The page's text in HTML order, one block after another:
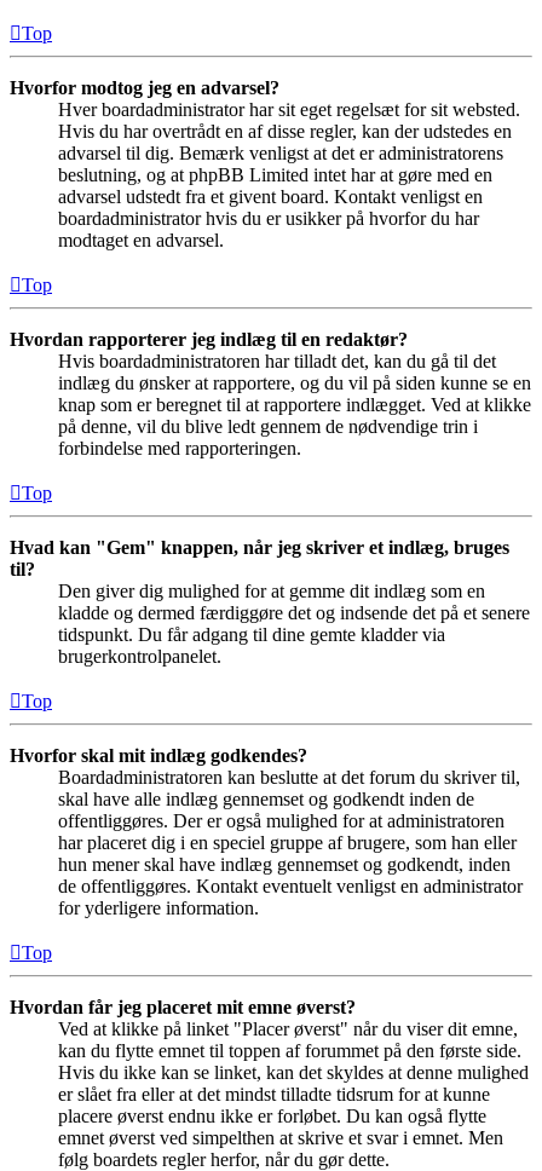
Top
Hvorfor modtog jeg en advarsel?
Hver boardadministrator har sit eget regelsæt for sit websted.
Hvis du har overtrådt en af disse regler, kan der udstedes en
advarsel til dig. Bemærk venligst at det er administratorens
beslutning, og at phpBB Limited intet har at gøre med en
advarsel udstedt fra et givent board. Kontakt venligst en
boardadministrator hvis du er usikker på hvorfor du har
modtaget en advarsel.
Top
Hvordan rapporterer jeg indlæg til en redaktør?
Hvis boardadministratoren har tilladt det, kan du gå til det
indlæg du ønsker at rapportere, og du vil på siden kunne se en
knap som er beregnet til at rapportere indlægget. Ved at klikke
på denne, vil du blive ledt gennem de nødvendige trin i
forbindelse med rapporteringen.
Top
Hvad kan "Gem" knappen, når jeg skriver et indlæg, bruges
til?
Den giver dig mulighed for at gemme dit indlæg som en
kladde og dermed færdiggøre det og indsende det på et senere
tidspunkt. Du får adgang til dine gemte kladder via
brugerkontrolpanelet.
Top
Hvorfor skal mit indlæg godkendes?
Boardadministratoren kan beslutte at det forum du skriver til,
skal have alle indlæg gennemset og godkendt inden de
offentliggøres. Der er også mulighed for at administratoren
har placeret dig i en speciel gruppe af brugere, som han eller
hun mener skal have indlæg gennemset og godkendt, inden
de offentliggøres. Kontakt eventuelt venligst en administrator
for yderligere information.
Top
Hvordan får jeg placeret mit emne øverst?
Ved at klikke på linket "Placer øverst" når du viser dit emne,
kan du flytte emnet til toppen af forummet på den første side.
Hvis du ikke kan se linket, kan det skyldes at denne mulighed
er slået fra eller at det mindst tilladte tidsrum for at kunne
placere øverst endnu ikke er forløbet. Du kan også flytte
emnet øverst ved simpelthen at skrive et svar i emnet. Men
følg boardets regler herfor, når du gør dette.